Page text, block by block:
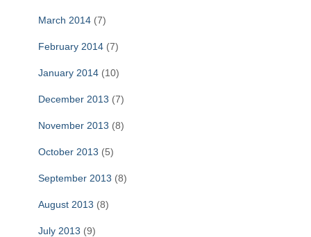
March 2014 (7)
February 2014 (7)
January 2014 (10)
December 2013 (7)
November 2013 (8)
October 2013 (5)
September 2013 (8)
August 2013 (8)
July 2013 (9)